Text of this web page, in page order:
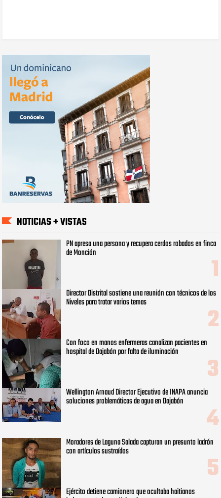
NOTICIAS + VISTAS
PN apresa una persona y recupera cerdos robados en finca
de Monción
Director Distrital sostiene una reunión con técnicos de los
Niveles para tratar varios temas
Con foco en manos enfermeras canalizan pacientes en
hospital de Dajabón por falta de iluminación
Wellington Arnaud Director Ejecutivo de INAPA anuncia
soluciones problemáticas de agua en Dajabón
Moradores de Laguna Salada capturan un presunto ladrón
con artículos sustraídos
Ejército detiene camionero que ocultaba haitianos